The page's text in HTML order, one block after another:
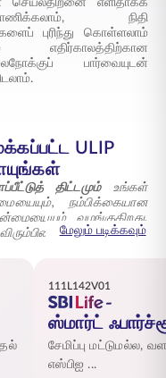
செயல்திறனை எளிதாகக்
நிதி
புரிந்து கொள்ளலாம்
எதிர்காலத்திற்கான
பார்வையுடன்
ULIP
திட்டமும்உங்கள்
நம்பிக்கையான
வழங்குகிறது.
சரி அல்லது
இருக்கிறோம்.
மேலும் படிக்கவும்
111L142V01
ஸ்மார்ட்
சேமிப்பு மட்டுமல்ல,
எஸ்பிஐ ...